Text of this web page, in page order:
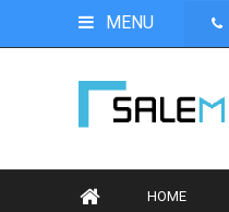
MENU
HOME